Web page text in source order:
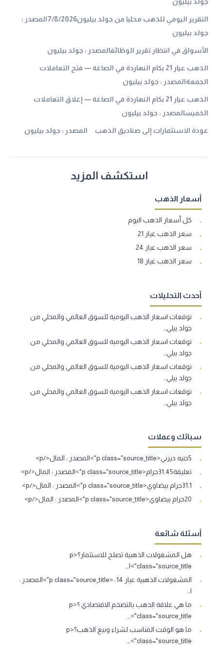
جولد بيليون
التقرير اليومي للذهب محليا من جولد بيليون7/8/2026المصدر :
جولد بيليون
الأسواق في انتظار تقرير الوظائفالمصدر : جولد بيليون
الذهب عيار 21 بكام النهاردة في الصاغة — فتح التعاملات
الجمعةالمصدر : جولد بيليون
الذهب عيار 21 بكام النهاردة في الصاغة — إغلاق التعاملات
الخميسالمصدر : جولد بيليون
عودة الاستثمارات إلى صناديق الذهب المصدر : جولد بيليون
استكشف المزيد
أسعار الذهب
كل أسعار الذهب اليوم
سعر الذهب عيار 21
سعر الذهب عيار 24
سعر الذهب عيار 18
أحدث التحليلات
توقعات اسعار الذهب اليومية للسوق العالمي والمحلي من
جولد بيلي…
توقعات اسعار الذهب اليومية للسوق العالمي والمحلي من
جولد بيلي…
توقعات اسعار الذهب اليومية للسوق العالمي والمحلي من
جولد بيلي…
توقعات اسعار الذهب اليومية للسوق العالمي والمحلي من
جولد بيلي…
سبائك وعملات
5جنيه ديزني<p class="source_title">المصدر : المال</p>
تعليقة31.45جرام<p class="source_title">المصدر : المال</p>
31.1جرام بيضاوي<p class="source_title">المصدر : المال</p>
20جرام بيضاوي<p class="source_title">المصدر : المال</p>
أسئلة شائعة
هل المشغولات الذهبية تصلح للاستثمار؟<p
class="source_title">ا…
المشغولات الذهبية عيار 14..<p class="source_title">المصدر :
ا…
ما هي علاقة الذهب بالتضخم الاقتصادي ؟<p
class="source_title">…
ما هو الوقت المناسب لشراء وبيع الذهب؟<p
class="source_title">…